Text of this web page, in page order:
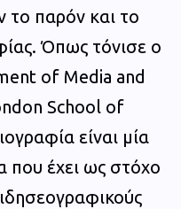
το παρόν και το
Όπως τόνισε ο
of Media and
School of
είναι μία
που έχει ως στόχο